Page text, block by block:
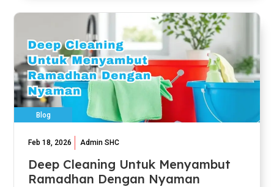
Blog
Feb 18, 2026 Admin SHC
Deep Cleaning Untuk Menyambut
Ramadhan Dengan Nyaman